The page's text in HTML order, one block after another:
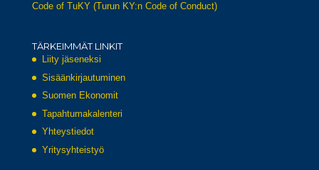
Code of TuKY (Turun KY:n Code of Conduct)
TÄRKEIMMÄT LINKIT
Liity jäseneksi
Sisäänkirjautuminen
Suomen Ekonomit
Tapahtumakalenteri
Yhteystiedot
Yritysyhteistyö